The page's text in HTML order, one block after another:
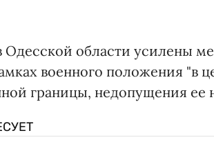
Одесской области усилены
военного положения "в
границы, недопущения ее